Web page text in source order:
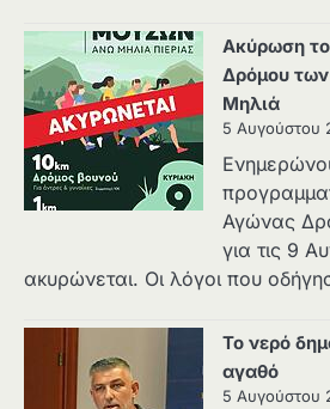
Ακύρωση
Δρόμου
Μηλιά
5 Αυγούστου
Αγώνας
για τις 9
ακυρώνεται. Οι λόγοι που
Το νερό
αγαθό
5 Αυγούστου